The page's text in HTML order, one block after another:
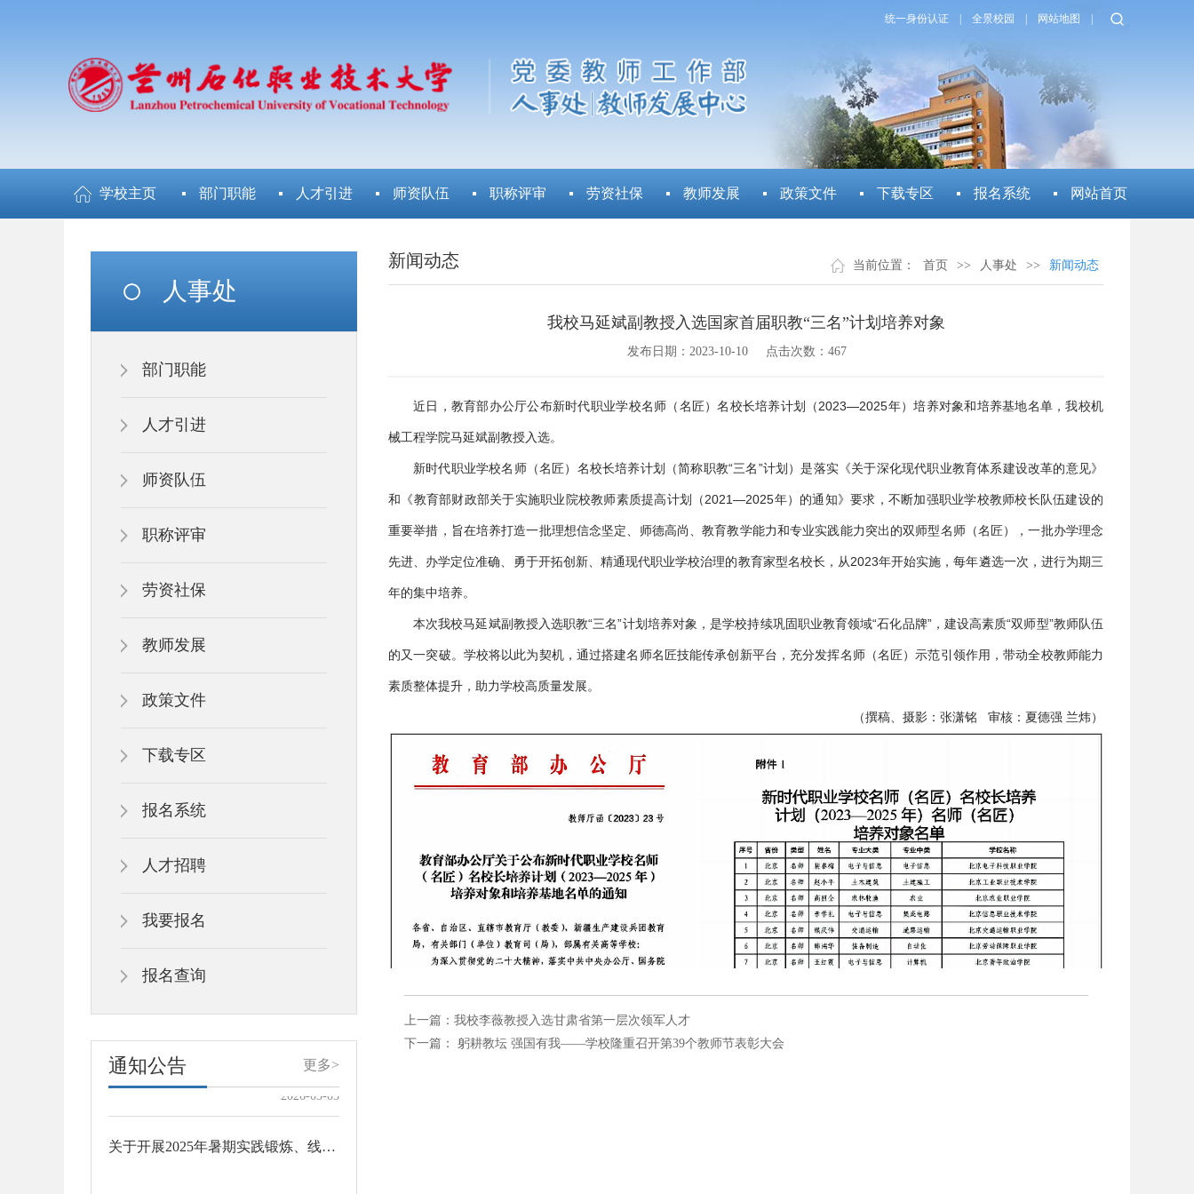
统一身份认证 全景校园 网站地图
学校主页 部门职能 人才引进 师资队伍 职称评审 劳资社保 教师发展 政策文件 下载专区 报名系统 网站首页
人事处
部门职能
人才引进
师资队伍
职称评审
劳资社保
教师发展
政策文件
下载专区
报名系统
人才招聘
我要报名
报名查询
通知公告 更多>
兰州石化职业技术大学关于遴选管理干事的通知
校内各单位：为进一步加强学校国防教育
和武装工作队伍建设，提升国防教育工作
专业化水平，现面向全校公开遴选人民武
从事国防教育相关工作三、遴选条件1.本
2026-03-03
新闻动态 当前位置： 首页 >> 人事处 >> 新闻动态
我校马延斌副教授入选国家首届职教“三名”计划培养对象
发布日期： 2023-10-10 点击次数： 467
近日，教育部办公厅公布新时代职业学校名师（名匠）名校长培养计划（2023—2025年）培养对象和培养基地名单，我校机
械工程学院马延斌副教授入选。
新时代职业学校名师（名匠）名校长培养计划（简称职教“三名”计划）是落实《关于深化现代职业教育体系建设改革的意见》
和《教育部财政部关于实施职业院校教师素质提高计划（2021—2025年）的通知》要求，不断加强职业学校教师校长队伍建设的
重要举措，旨在培养打造一批理想信念坚定、师德高尚、教育教学能力和专业实践能力突出的双师型名师（名匠），一批办学理念
先进、办学定位准确、勇于开拓创新、精通现代职业学校治理的教育家型名校长，从2023年开始实施，每年遴选一次，进行为期三
年的集中培养。
本次我校马延斌副教授入选职教“三名”计划培养对象，是学校持续巩固职业教育领域“石化品牌”，建设高素质“双师型”教师队伍
的又一突破。学校将以此为契机，通过搭建名师名匠技能传承创新平台，充分发挥名师（名匠）示范引领作用，带动全校教师能力
素质整体提升，助力学校高质量发展。
（撰稿、摄影：张潇铭 审核：夏德强 兰炜）
上一篇： 我校李薇教授入选甘肃省第一层次领军人才
下一篇： 躬耕教坛 强国有我——学校隆重召开第39个教师节表彰大会